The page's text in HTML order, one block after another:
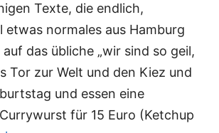
Texte, die endlich,
etwas normales aus Hamburg
das übliche „wir sind so geil,
Tor zur Welt und den Kiez und
und essen eine
für 15 Euro (Ketchup